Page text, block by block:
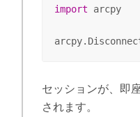
import arcpy
セッションが、即
されます。